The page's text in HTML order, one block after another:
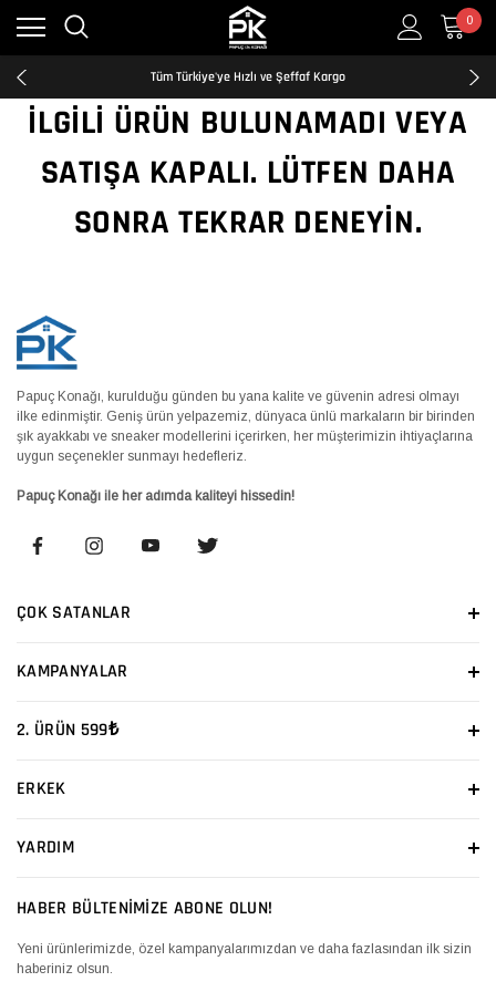
0
Kredi Kartına Taksit İmkanı
2500₺ ve Üzeri Ücretsiz Kargo
Tüm Türkiye'ye Hızlı ve Şeffaf Kargo
Kredi Kartına Taksit İmkanı
2500₺ ve Üzeri Ücretsiz Kargo
Kredi Kartına Taksit İmkanı
İLGILI ÜRÜN BULUNAMADI VEYA
SATIŞA KAPALI. LÜTFEN DAHA
SONRA TEKRAR DENEYIN.
Papuç Konağı, kurulduğu günden bu yana kalite ve güvenin adresi olmayı
ilke edinmiştir. Geniş ürün yelpazemiz, dünyaca ünlü markaların bir birinden
şık ayakkabı ve sneaker modellerini içerirken, her müşterimizin ihtiyaçlarına
uygun seçenekler sunmayı hedefleriz.
Papuç Konağı ile her adımda kaliteyi hissedin!
ÇOK SATANLAR
KAMPANYALAR
2. ÜRÜN 599₺
ERKEK
YARDIM
HABER BÜLTENİMİZE ABONE OLUN!
Yeni ürünlerimizde, özel kampanyalarımızdan ve daha fazlasından ilk sizin
haberiniz olsun.